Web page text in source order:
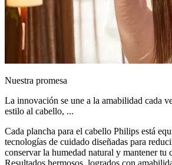
Nuestra promesa
La innovación se une a la amabilidad cada
estilo al cabello, ...
Cada plancha para el cabello Philips está
tecnologías de cuidado diseñadas para
conservar la humedad natural y mantener tu
Resultados hermosos, logrados con